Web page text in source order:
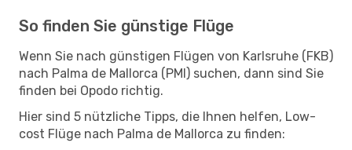
So finden Sie günstige Flüge
Wenn Sie nach günstigen Flügen von Karlsruhe (FKB)
nach Palma de Mallorca (PMI) suchen, dann sind Sie
finden bei Opodo richtig.
Hier sind 5 nützliche Tipps, die Ihnen helfen, Low-
cost Flüge nach Palma de Mallorca zu finden: